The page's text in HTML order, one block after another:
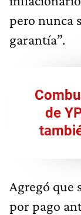
pero nunca
garantía”.
de
Agregó que
por pago